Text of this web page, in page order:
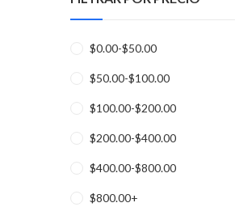
$0.00-$50.00
$50.00-$100.00
$100.00-$200.00
$200.00-$400.00
$400.00-$800.00
$800.00+